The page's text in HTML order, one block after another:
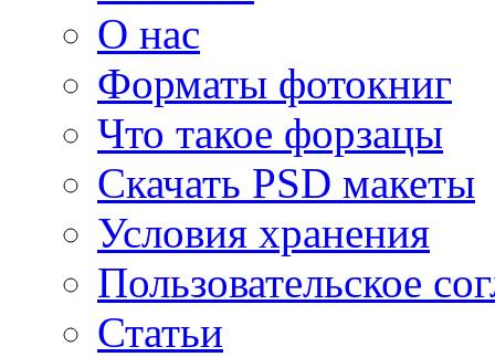
О нас
Форматы фотокниг
Что такое форзацы
Скачать PSD макеты
Условия хранения
Пользовательское
Статьи